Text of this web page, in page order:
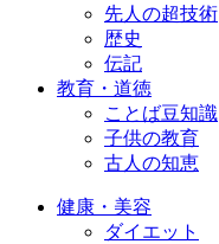
先人の超技術
歴史
伝記
教育・道徳
ことば豆知識
子供の教育
古人の知恵
健康・美容
ダイエット